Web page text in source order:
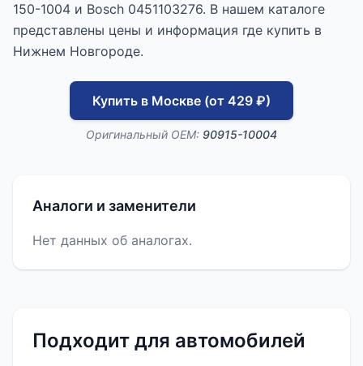
150-1004 и Bosch 0451103276. В нашем каталоге
представлены цены и информация где купить в
Нижнем Новгороде.
Купить в Москве (от 429 ₽)
Оригинальный OEM: 90915-10004
Аналоги и заменители
Нет данных об аналогах.
Подходит для автомобилей